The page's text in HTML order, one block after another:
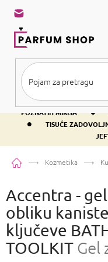
sadržaj
BESPLATNA DOSTAVA
POZNATIH MIRISA
•
• TISUĆE
PočetnaKozmetika
Accentra -
obliku
ključeve
TOOLKIT Gel